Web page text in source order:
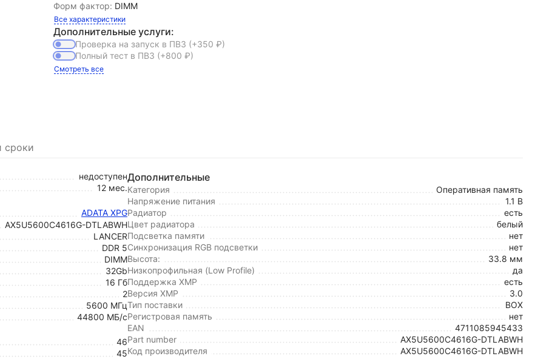
Форм фактор: DIMM
Все характеристики
Дополнительные услуги:
Проверка на запуск в ПВЗ (+350 ₽)
Полный тест в ПВЗ (+800 ₽)
Смотреть все
сроки
недоступен
12 мес.
ADATA XPG
AX5U5600C4616G-DTLABWH
LANCER
DDR 5
DIMM
32Gb
16 Гб
2
5600 МГц
44800 МБ/с
46
45
Дополнительные
Категория
Оперативная память
Напряжение питания
1.1 В
Радиатор
есть
Цвет радиатора
белый
Подсветка памяти
нет
Синхронизация RGB подсветки
нет
Высота:
33.8 мм
Низкопрофильная (Low Profile)
да
Поддержка XMP
есть
Версия XMP
3.0
Тип поставки
BOX
Регистровая память
нет
EAN
4711085945433
Part number
AX5U5600C4616G-DTLABWH
Код производителя
AX5U5600C4616G-DTLABWH